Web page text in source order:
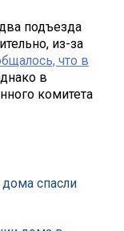
подъезда
из-за
что в
в
комитета
спасли